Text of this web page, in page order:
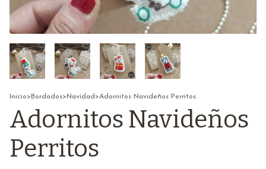
Inicio> Bordados>Navidad >Adornitos Navideños Perritos
Adornitos Navideños
Perritos